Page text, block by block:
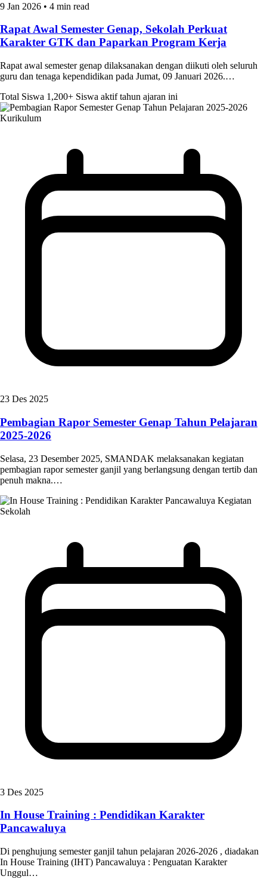
9 Jan 2026 • 4 min read
Rapat Awal Semester Genap, Sekolah Perkuat
Karakter GTK dan Paparkan Program Kerja
Rapat awal semester genap dilaksanakan dengan diikuti oleh seluruh
guru dan tenaga kependidikan pada Jumat, 09 Januari 2026.…
Total Siswa 1,200+ Siswa aktif tahun ajaran ini
Kurikulum
23 Des 2025
Pembagian Rapor Semester Genap Tahun Pelajaran
2025-2026
Selasa, 23 Desember 2025, SMANDAK melaksanakan kegiatan
pembagian rapor semester ganjil yang berlangsung dengan tertib dan
penuh makna.…
Kegiatan
Sekolah
3 Des 2025
In House Training : Pendidikan Karakter
Pancawaluya
Di penghujung semester ganjil tahun pelajaran 2026-2026 , diadakan
In House Training (IHT) Pancawaluya : Penguatan Karakter
Unggul…